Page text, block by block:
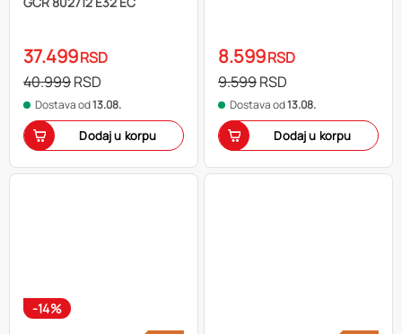
37.499RSD
40.999RSD
Dostava od13.08.
Dodaj u korpu
8.599RSD
9.599RSD
Dostava od13.08.
Dodaj u korpu
-14%